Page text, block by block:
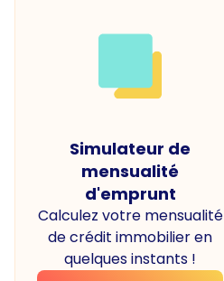
Simulateur de
mensualité
d'emprunt
Calculez votre mensualité
de crédit immobilier en
quelques instants !